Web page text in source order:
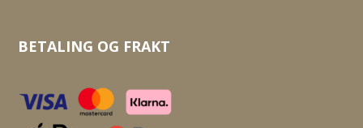
BETALING OG FRAKT